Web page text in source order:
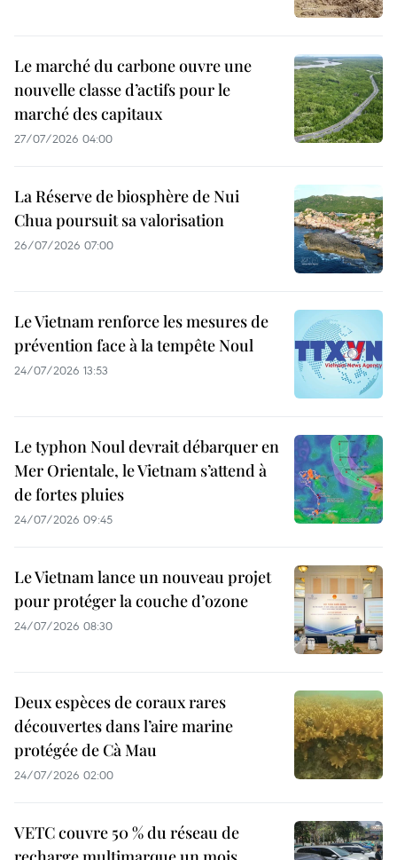
Le marché du carbone ouvre une
nouvelle classe d’actifs pour le
marché des capitaux
27/07/2026 04:00
La Réserve de biosphère de Nui
Chua poursuit sa valorisation
26/07/2026 07:00
Le Vietnam renforce les mesures de
prévention face à la tempête Noul
24/07/2026 13:53
Le typhon Noul devrait débarquer en
Mer Orientale, le Vietnam s’attend à
de fortes pluies
24/07/2026 09:45
Le Vietnam lance un nouveau projet
pour protéger la couche d’ozone
24/07/2026 08:30
Deux espèces de coraux rares
découvertes dans l’aire marine
protégée de Cà Mau
24/07/2026 02:00
VETC couvre 50 % du réseau de